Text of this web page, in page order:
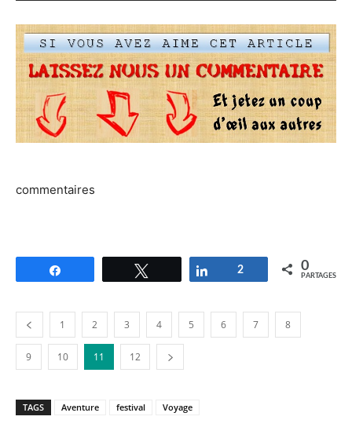
commentaires
Tweetez Partagez
2 0
PARTAGES
1 2 3 4 5 6 7 8
9 10 11 12
TAGS Aventure festival Voyage